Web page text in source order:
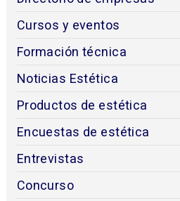
Cursos y eventos
Formación técnica
Noticias Estética
Productos de estética
Encuestas de estética
Entrevistas
Concurso